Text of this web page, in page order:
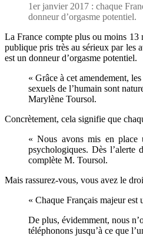
1er janvier 2017 : chaque
donneur d’orgasme potentiel.
La France compte plus ou moins 13
publique pris très au sérieux par les
est un donneur d’orgasme potentiel.
« Grâce à cet amendement,
sexuels de l’humain sont
Marylène Toursol.
Concrètement, cela signifie que
« Nous avons mis en place
psychologiques. Dès l’alerte
complète M. Toursol.
Mais rassurez-vous, vous avez le
« Chaque Français majeur est
De plus, évidemment, nous
téléphonons jusqu’à ce que